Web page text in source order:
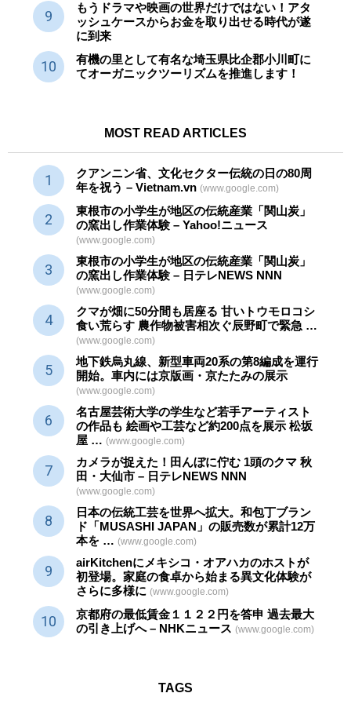
もうドラマや映画の世界だけではない！アタ
ッシュケースからお金を取り出せる時代が遂
に到来
有機の里として有名な埼玉県比企郡小川町に
てオーガニックツーリズムを推進します！
MOST READ ARTICLES
クアンニン省、文化セクター伝統の日の80周
年を祝う – Vietnam.vn (www.google.com)
東根市の小学生が地区の伝統産業 「関山炭」
の窯出し作業体験 – Yahoo!ニュース
(www.google.com)
東根市の小学生が地区の伝統産業 「関山炭」
の窯出し作業体験 – 日テレNEWS NNN
(www.google.com)
クマが畑に50分間も居座る 甘いトウモロコシ
食い荒らす 農作物被害相次ぐ辰野町で緊急 …
(www.google.com)
地下鉄烏丸線、新型車両20系の第8編成を運行
開始。車内には京版画・京たたみの展示
(www.google.com)
名古屋芸術大学の学生など若手アーティスト
の作品も 絵画や工芸など約200点を展示 松坂
屋 … (www.google.com)
カメラが捉えた！田んぼに佇む 1頭のクマ 秋
田・大仙市 – 日テレNEWS NNN
(www.google.com)
日本の伝統工芸を世界へ拡大。和包丁ブラン
ド「MUSASHI JAPAN」の販売数が累計12万
本を … (www.google.com)
airKitchenにメキシコ・オアハカのホストが
初登場。家庭の食卓から始まる異文化体験が
さらに多様に (www.google.com)
京都府の最低賃金１１２２円を答申 過去最大
の引き上げへ – NHKニュース (www.google.com)
TAGS